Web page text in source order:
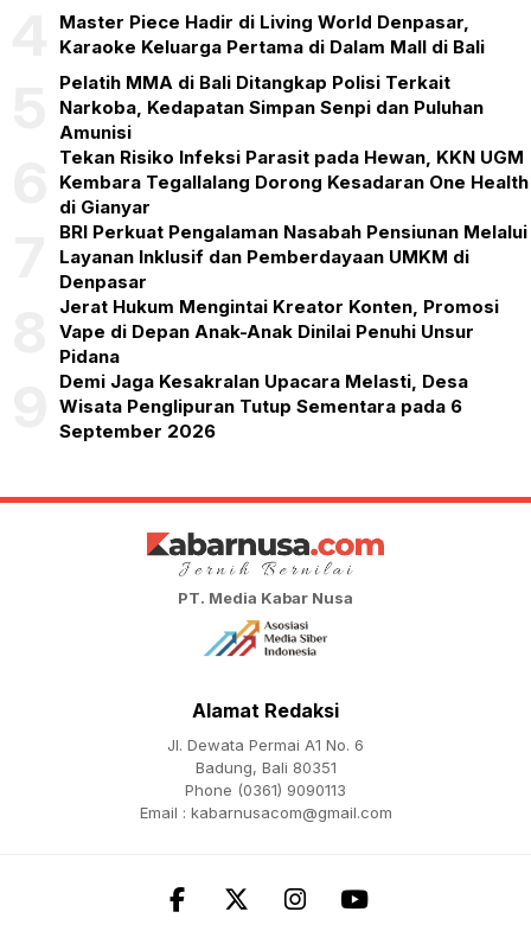
Master Piece Hadir di Living World Denpasar,
Karaoke Keluarga Pertama di Dalam Mall di Bali
Pelatih MMA di Bali Ditangkap Polisi Terkait
Narkoba, Kedapatan Simpan Senpi dan Puluhan
Amunisi
Tekan Risiko Infeksi Parasit pada Hewan, KKN UGM
Kembara Tegallalang Dorong Kesadaran One Health
di Gianyar
BRI Perkuat Pengalaman Nasabah Pensiunan Melalui
Layanan Inklusif dan Pemberdayaan UMKM di
Denpasar
Jerat Hukum Mengintai Kreator Konten, Promosi
Vape di Depan Anak-Anak Dinilai Penuhi Unsur
Pidana
Demi Jaga Kesakralan Upacara Melasti, Desa
Wisata Penglipuran Tutup Sementara pada 6
September 2026
PT. Media Kabar Nusa
Alamat Redaksi
Jl. Dewata Permai A1 No. 6
Badung, Bali 80351
Phone (0361) 9090113
Email : kabarnusacom@gmail.com